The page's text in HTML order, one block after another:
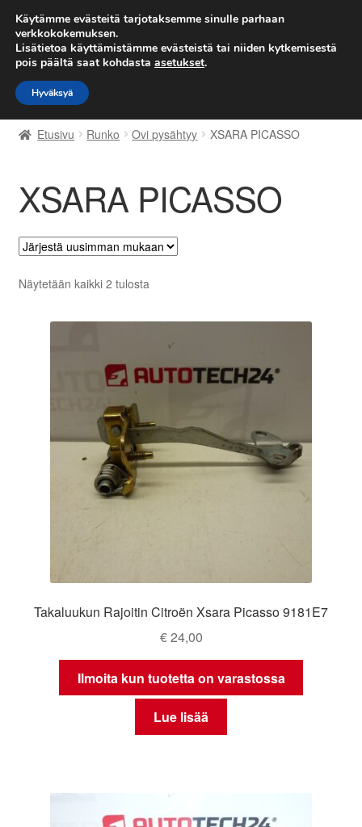
TOIMITUS alkaen 7 EUR
Siirry
navigointiin
Siirry
sisältöön
Etusivu
Kärry
Käyttöehdot
Kuljetus
Maailmanlaajuinen toimitus
Maksut
Reklamaatiomenettely
Tietosuojakäytäntö
Valitukset
Etusivu Runko Ovi pysähtyy XSARA PICASSO
XSARA PICASSO
Näytetään kaikki 2 tulostaSorted
latest
Takaluukun Rajoitin Citroën Xsara Picasso 9181E7
€24,00
Ilmoita kun tuotetta on varastossa
Lue lisää
Käytämme evästeitä tarjotaksemme sinulle parhaan
verkkokokemuksen.
Lisätietoa käyttämistämme evästeistä tai niiden kytkemisestä
pois päältä saat kohdasta asetukset.
Hyväksyä